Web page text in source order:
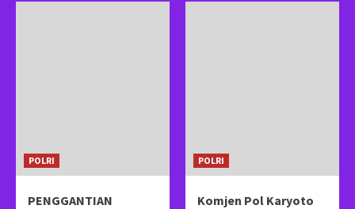
POLRI
PENGGANTIAN
POLRI
Komjen Pol Karyoto